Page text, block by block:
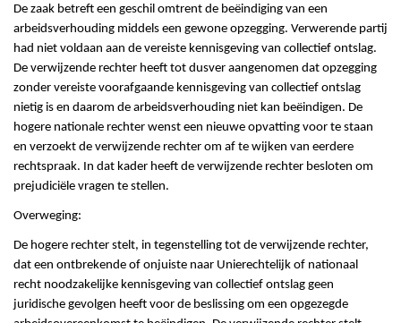
De zaak betreft een geschil omtrent de beëindiging van een
arbeidsverhouding middels een gewone opzegging. Verwerende partij
had niet voldaan aan de vereiste kennisgeving van collectief ontslag.
De verwijzende rechter heeft tot dusver aangenomen dat opzegging
zonder vereiste voorafgaande kennisgeving van collectief ontslag
nietig is en daarom de arbeidsverhouding niet kan beëindigen. De
hogere nationale rechter wenst een nieuwe opvatting voor te staan
en verzoekt de verwijzende rechter om af te wijken van eerdere
rechtspraak. In dat kader heeft de verwijzende rechter besloten om
prejudiciële vragen te stellen.
Overweging:
De hogere rechter stelt, in tegenstelling tot de verwijzende rechter,
dat een ontbrekende of onjuiste naar Unierechtelijk of nationaal
recht noodzakelijke kennisgeving van collectief ontslag geen
juridische gevolgen heeft voor de beslissing om een opgezegde